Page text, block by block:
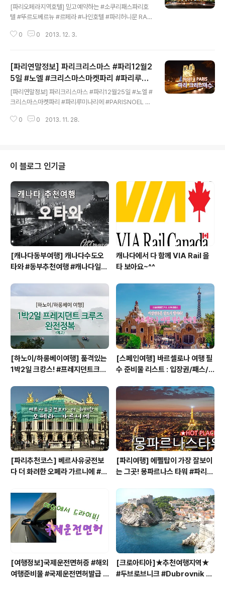
호텔 #파리허니문
[파리오페라지역호텔] 믿고예약하는 #소쿠리패스파리호
텔 #뚜르도베르뉴 #르페라 #나인호텔 #파리허니문 RAT
는 소쿠리패스소쿠리패스 추천호텔 - 오페라파리 여행은
오페라지역호텔] 믿고예약하는 #소쿠리패스파리호텔 #뚜
르도베르뉴 #르페라 #나인호텔 #파리허니문- 파리호텔
뚜르도베르뉴 PARIS HOTEL TOUR D'AUVERGNE O
PERA - 눈이 즐거운 호텔, 오페라지역의 센스있는 호텔!
감각적인 호텔이 바로 이곳, 뚜르도베르뉴 호텔입니다.원
목가구에 독특한 디자인 물품들이 만나 신선한 매력을 선
0 0 2013. 12. 3.
[파리연말정보] 파리크리스마스 #파리12월2
5일 #노엘 #크리스마스마켓파리 #파리루미
나리에 #PARISNOEL
[파리연말정보] 파리크리스마스 #파리12월25일 #노엘 #
크리스마스마켓파리 #파리루미나리에 #PARISNOEL 12
25일, 파리의 크리스마스는 어떨까요?미리 만나보는 파리
게 빛납니다.겨울에 해가 무지 빨리지는 파리는, 에펠탑을
환하게 밝히는 불빛이 파리 전역에서 보입니다.아 반짝반
짝 빛나는 에펠탑!이 때문에 우리는 파리에 가죠 2013 No
ël à PARIS l 2013년 12월 25일 파리#일루미네이션 #I
LLUMINATION 거리마다~ 오고가는 많은..
0 0 2013. 11. 28.
이 블로그 인기글
[캐나다동부여행] 캐나다수도오
타와 #동부추천여행 #캐나다일주
A
캐나다에서 다 함께 VIA Rail 을
타 보아요~^^
[하노이/하롱베이여행] 품격있는
1박2일 크캉스! #프레지던트크루
[스페인여행] 바르셀로나 여행 필
수 준비물 리스트 : 입장권/패스/
[파리추천코스] 베르사유궁전보
다 더 화려한 오페라 가르니에 #파
Opera Garnier
[파리여행] 에펠탑이 가장 잘보이
는 그곳! 몽파르나스 타워 #파리여
[여행정보]국제운전면허증 #해외
여행준비물 #국제운전면허발급 #
[크로아티아]★추천여행지역★
#두브로브니크 #Dubrovnik #